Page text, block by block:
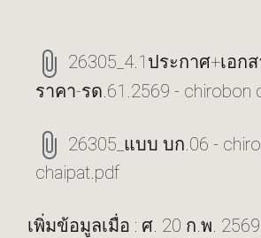
26305_4.1ประกาศ+เอก
ราคา-รด.61.2569 - chirobon
26305_แบบ บก.06 -
chaipat.pdf
เพิ่มข้อมูลเมื่อ : ศ. 20 ก.พ.